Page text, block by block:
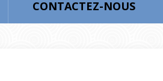
CONTACTEZ-NOUS